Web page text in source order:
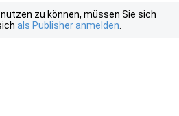
zu können, müssen Sie sich
als Publisher anmelden